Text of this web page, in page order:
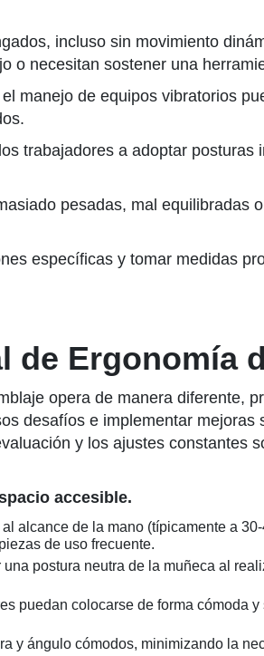
incluso sin movimiento
o necesitan sostener una
manejo de equipos vibratorios
trabajadores a adoptar
pesadas, mal equilibradas
específicas y tomar medidas
de Ergonomía
opera de manera diferente,
desafíos e implementar
y los ajustes constantes
accesible.
alcance de la mano (típicamente a
de uso frecuente.
postura neutra de la muñeca al
puedan colocarse de forma cómoda
y ángulo cómodos, minimizando la